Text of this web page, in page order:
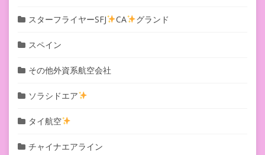
スターフライヤーSFJ CA グランド
スペイン
その他外資系航空会社
ソラシドエア
タイ航空
チャイナエアライン